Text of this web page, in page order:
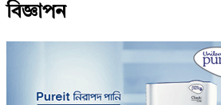
বিজ্ঞাপন